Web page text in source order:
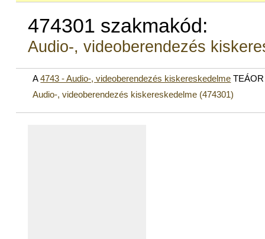
474301 szakmakód:
Audio-, videoberendezés
A4743 - Audio-, videoberendezés kiskereskedelme
Audio-, videoberendezés kiskereskedelme (474301)